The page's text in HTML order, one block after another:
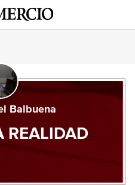
Balbuena
REALIDAD